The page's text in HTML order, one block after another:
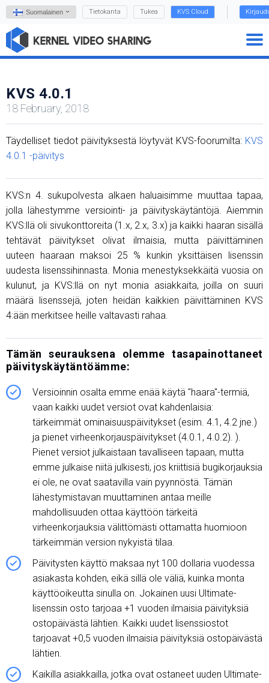
Suomalainen Tietokanta Tukea KVS Cloud
KVS 4.0.1
18 February, 2018
Täydelliset tiedot päivityksestä löytyvät KVS-foorumilta: KVS
4.0.1 -päivitys
KVS:n 4. sukupolvesta alkaen haluaisimme muuttaa tapaa,
jolla lähestymme versiointi- ja päivityskäytäntöjä. Aiemmin
KVS:llä oli sivukonttoreita (1.x, 2.x, 3.x) ja kaikki haaran sisällä
tehtävät päivitykset olivat ilmaisia, mutta päivittäminen
uuteen haaraan maksoi 25 % kunkin yksittäisen lisenssin
uudesta lisenssihinnasta. Monia menestyksekkäitä vuosia on
kulunut, ja KVS:llä on nyt monia asiakkaita, joilla on suuri
määrä lisenssejä, joten heidän kaikkien päivittäminen KVS
4:ään merkitsee heille valtavasti rahaa.
Tämän seurauksena olemme tasapainottaneet
päivityskäytäntöämme:
Versioinnin osalta emme enää käytä "haara"-termiä,
vaan kaikki uudet versiot ovat kahdenlaisia:
tärkeimmät ominaisuuspäivitykset (esim. 4.1, 4.2 jne.)
ja pienet virheenkorjauspäivitykset (4.0.1, 4.0.2). ).
Pienet versiot julkaistaan ​​tavalliseen tapaan, mutta
emme julkaise niitä julkisesti, jos kriittisiä bugikorjauksia
ei ole, ne ovat saatavilla vain pyynnöstä. Tämän
lähestymistavan muuttaminen antaa meille
mahdollisuuden ottaa käyttöön tärkeitä
virheenkorjauksia välittömästi ottamatta huomioon
tärkeimmän version nykyistä tilaa.
Päivitysten käyttö maksaa nyt 100 dollaria vuodessa
asiakasta kohden, eikä sillä ole väliä, kuinka monta
käyttöoikeutta sinulla on. Jokainen uusi Ultimate-
lisenssin osto tarjoaa +1 vuoden ilmaisia ​​päivityksiä
ostopäivästä lähtien. Kaikki uudet lisenssiostot
tarjoavat +0,5 vuoden ilmaisia ​​päivityksiä ostopäivästä
lähtien.
Kaikilla asiakkailla, jotka ovat ostaneet uuden Ultimate-